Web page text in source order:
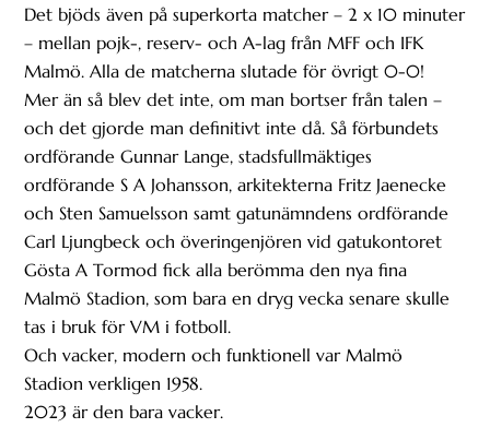
Det bjöds även på superkorta matcher – 2 x 10 minuter
– mellan pojk-, reserv- och A-lag från MFF och IFK
Malmö. Alla de matcherna slutade för övrigt 0-0!
Mer än så blev det inte, om man bortser från talen –
och det gjorde man definitivt inte då. Så förbundets
ordförande Gunnar Lange, stadsfullmäktiges
ordförande S A Johansson, arkitekterna Fritz Jaenecke
och Sten Samuelsson samt gatunämndens ordförande
Carl Ljungbeck och överingenjören vid gatukontoret
Gösta A Tormod fick alla berömma den nya fina
Malmö Stadion, som bara en dryg vecka senare skulle
tas i bruk för VM i fotboll.
Och vacker, modern och funktionell var Malmö
Stadion verkligen 1958.
2023 är den bara vacker.